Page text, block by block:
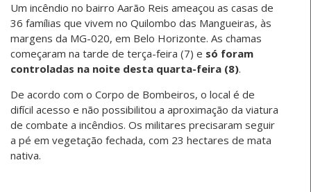
Um incêndio no bairro Aarão Reis ameaçou as casas de
36 famílias que vivem no Quilombo das Mangueiras, às
margens da MG-020, em Belo Horizonte. As chamas
começaram na tarde de terça-feira (7) e só foram
controladas na noite desta quarta-feira (8).
De acordo com o Corpo de Bombeiros, o local é de
difícil acesso e não possibilitou a aproximação da viatura
de combate a incêndios. Os militares precisaram seguir
a pé em vegetação fechada, com 23 hectares de mata
nativa.